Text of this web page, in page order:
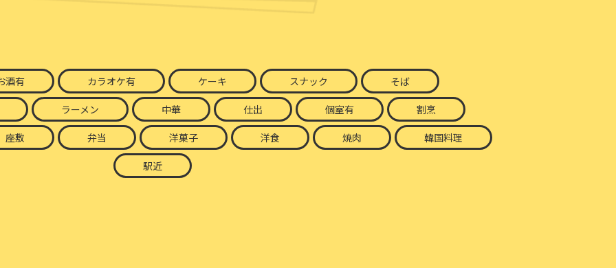
酒有 カラオケ有 ケーキ スナック そば
ラーメン 中華 仕出 個室有 割烹
座敷 弁当 洋菓子 洋食 焼肉 韓国料理
駅近